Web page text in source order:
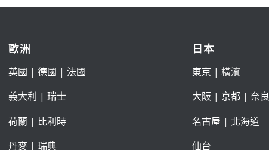
歐洲
英國 | 德國 | 法國
義大利 | 瑞士
荷蘭| 比利時
丹麥| 瑞典
日本
東京 | 橫濱
大阪 | 京都| 奈良
名古屋 | 北海道
仙台